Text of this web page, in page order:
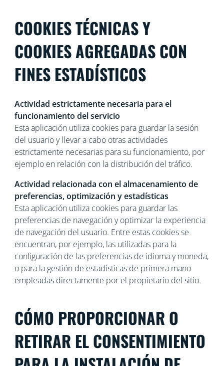
COOKIES TÉCNICAS Y
COOKIES AGREGADAS CON
FINES ESTADÍSTICOS
Actividad estrictamente necesaria para el
funcionamiento del servicio
Esta aplicación utiliza cookies para guardar la sesión
del usuario y llevar a cabo otras actividades
estrictamente necesarias para su funcionamiento, por
ejemplo en relación con la distribución del tráfico.
Actividad relacionada con el almacenamiento de
preferencias, optimización y estadísticas
Esta aplicación utiliza cookies para guardar las
preferencias de navegación y optimizar la experiencia
de navegación del usuario. Entre estas cookies se
encuentran, por ejemplo, las utilizadas para la
configuración de las preferencias de idioma y moneda,
o para la gestión de estadísticas de primera mano
empleadas directamente por el propietario del sitio.
CÓMO PROPORCIONAR O
RETIRAR EL CONSENTIMIENTO